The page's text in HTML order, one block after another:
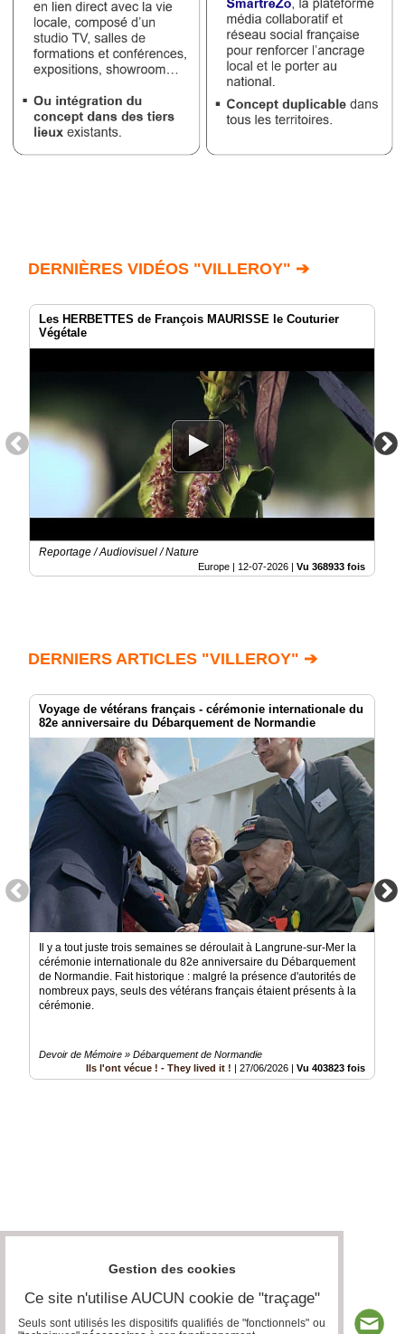
DERNIÈRES VIDÉOS "VILLEROY" ➔
Les HERBETTES de François MAURISSE le Couturier
Végétale
Reportage / Audiovisuel / Nature
Europe | 12-07-2026 | Vu 368933 fois
DERNIERS ARTICLES "VILLEROY" ➔
Voyage de vétérans français - cérémonie internationale du
82e anniversaire du Débarquement de Normandie
Il y a tout juste trois semaines se déroulait à Langrune-sur-Mer la
cérémonie internationale du 82e anniversaire du Débarquement
de Normandie. Fait historique : malgré la présence d'autorités de
nombreux pays, seuls des vétérans français étaient présents à la
cérémonie.
Devoir de Mémoire » Débarquement de Normandie
Ils l'ont vécue ! - They lived it !
27/06/2026 Vu 403823 fois
Gestion des cookies
Ce site n'utilise AUCUN cookie de "traçage"
Seuls sont utilisés les dispositifs qualifiés de "fonctionnels" ou